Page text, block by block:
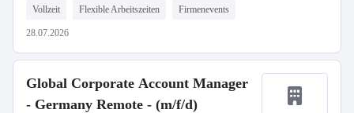
Vollzeit Flexible Arbeitszeiten Firmenevents
28.07.2026
Global Corporate Account Manager
- Germany Remote - (m/f/d)